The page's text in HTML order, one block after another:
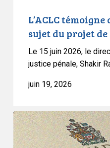
L’ACLC
sujet du projet de
Le 15 juin 2026, le
justice pénale, Shakir
juin 19, 2026
L’ACLC
intervient
devant